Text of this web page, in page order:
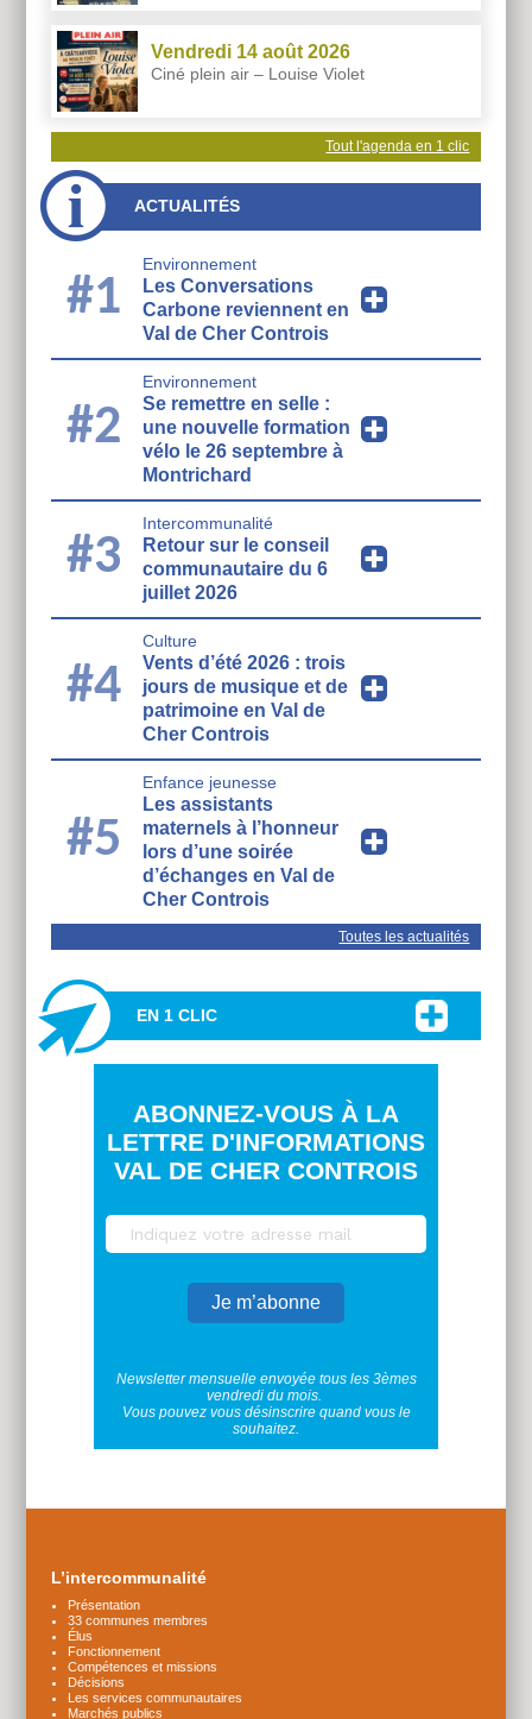
Vendredi 14 août 2026
Ciné plein air – Louise Violet
Tout l'agenda en 1 clic
ACTUALITÉS
#1
Environnement
Les Conversations
Carbone reviennent en
Val de Cher Controis
#2
Environnement
Se remettre en selle :
une nouvelle formation
vélo le 26 septembre à
Montrichard
#3
Intercommunalité
Retour sur le conseil
communautaire du 6
juillet 2026
#4
Culture
Vents d’été 2026 : trois
jours de musique et de
patrimoine en Val de
Cher Controis
#5
Enfance jeunesse
Les assistants
maternels à l’honneur
lors d’une soirée
d’échanges en Val de
Cher Controis
Toutes les actualités
EN 1 CLIC
ABONNEZ-VOUS À LA
LETTRE D'INFORMATIONS
VAL DE CHER CONTROIS
Newsletter mensuelle envoyée tous les 3èmes
vendredi du mois.
Vous pouvez vous désinscrire quand vous le
souhaitez.
L’intercommunalité
Présentation
33 communes membres
Élus
Fonctionnement
Compétences et missions
Décisions
Les services communautaires
Marchés publics